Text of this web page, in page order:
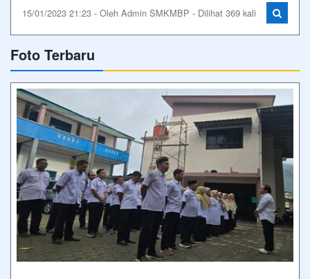
15/01/2023 21:23 - Oleh Admin SMKMBP - Dilihat 369 kali
Foto Terbaru